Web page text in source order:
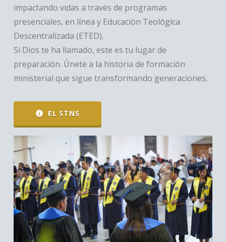
impactando vidas a través de programas
presenciales, en línea y Educación Teológica
Descentralizada (ETED).
Si Dios te ha llamado, este es tu lugar de
preparación. Únete a la historia de formación
ministerial que sigue transformando generaciones.
EL STNS